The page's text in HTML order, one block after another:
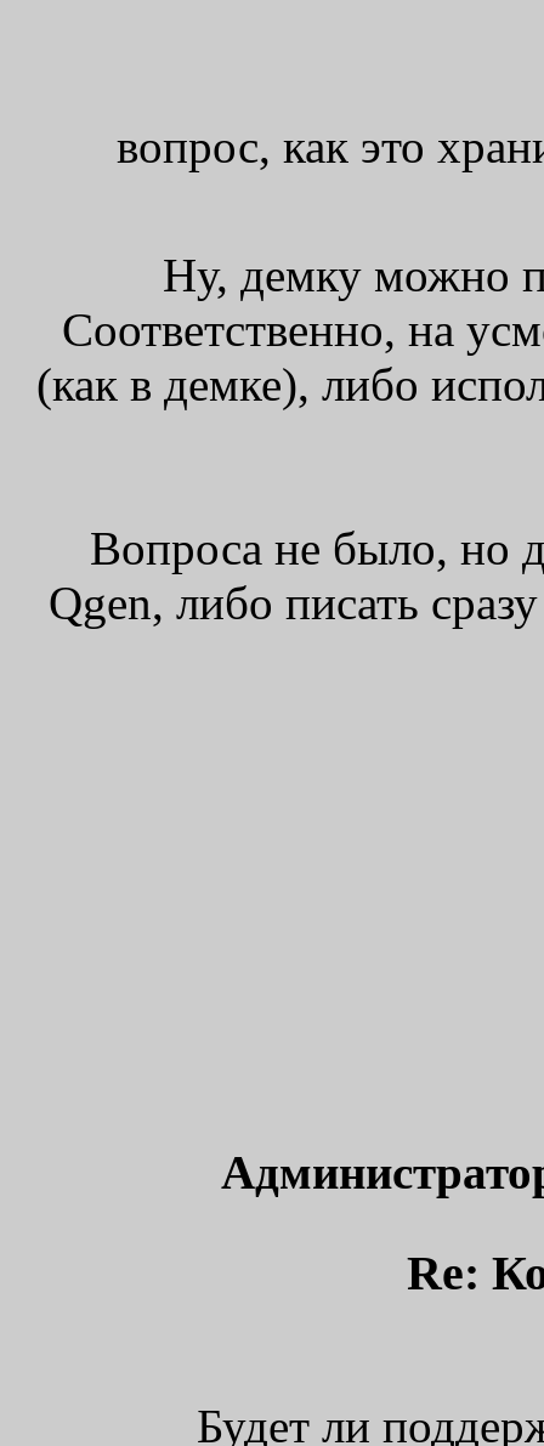
вопрос, как это
Ну, демку можно
Соответственно, на
(как в демке), либо
Вопроса не было, но
Qgen, либо писать
Re:
Будет ли